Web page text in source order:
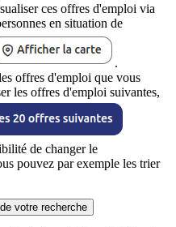
ces offres d'emploi via
en situation de
.
offres d'emploi que vous
les offres d'emploi suivantes,
de changer le
pouvez par exemple les trier
votre recherche